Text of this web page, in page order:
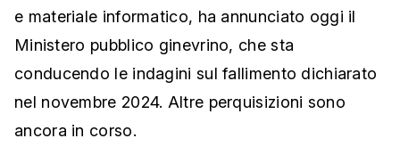
e materiale informatico, ha annunciato oggi il
Ministero pubblico ginevrino, che sta
conducendo le indagini sul fallimento dichiarato
nel novembre 2024. Altre perquisizioni sono
ancora in corso.